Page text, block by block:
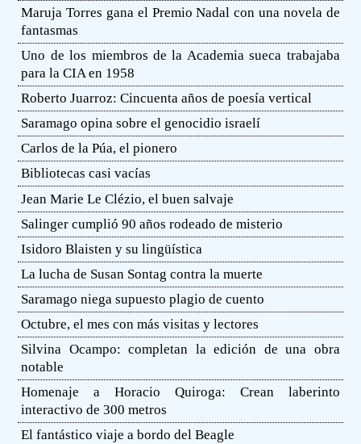
Maruja Torres gana el Premio Nadal con una novela de
fantasmas
Uno de los miembros de la Academia sueca trabajaba
para la CIA en 1958
Roberto Juarroz: Cincuenta años de poesía vertical
Saramago opina sobre el genocidio israelí
Carlos de la Púa, el pionero
Bibliotecas casi vacías
Jean Marie Le Clézio, el buen salvaje
Salinger cumplió 90 años rodeado de misterio
Isidoro Blaisten y su lingüística
La lucha de Susan Sontag contra la muerte
Saramago niega supuesto plagio de cuento
Octubre, el mes con más visitas y lectores
Silvina Ocampo: completan la edición de una obra
notable
Homenaje a Horacio Quiroga: Crean laberinto
interactivo de 300 metros
El fantástico viaje a bordo del Beagle